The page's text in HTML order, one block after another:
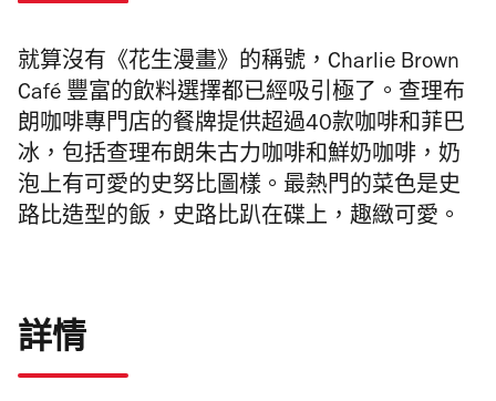
就算沒有《花生漫畫》的稱號，Charlie Brown
Café 豐富的飲料選擇都已經吸引極了。查理布
朗咖啡專門店的餐牌提供超過40款咖啡和菲巴
冰，包括查理布朗朱古力咖啡和鮮奶咖啡，奶
泡上有可愛的史努比圖樣。最熱門的菜色是史
路比造型的飯，史路比趴在碟上，趣緻可愛。
詳情